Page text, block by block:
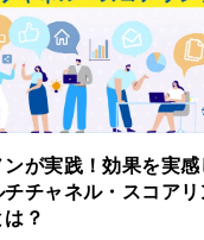
ンが実践！効果を実感
チチャネル・スコアリ
？